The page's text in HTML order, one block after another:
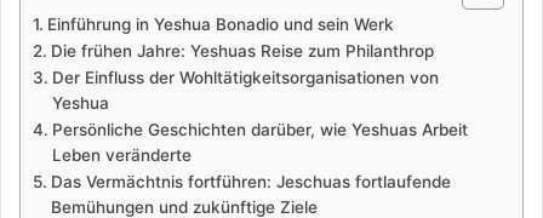
Einführung in Yeshua Bonadio und sein Werk
Die frühen Jahre: Yeshuas Reise zum Philanthrop
Der Einfluss der Wohltätigkeitsorganisationen von
Yeshua
Persönliche Geschichten darüber, wie Yeshuas Arbeit
Leben veränderte
Das Vermächtnis fortführen: Jeschuas fortlaufende
Bemühungen und zukünftige Ziele